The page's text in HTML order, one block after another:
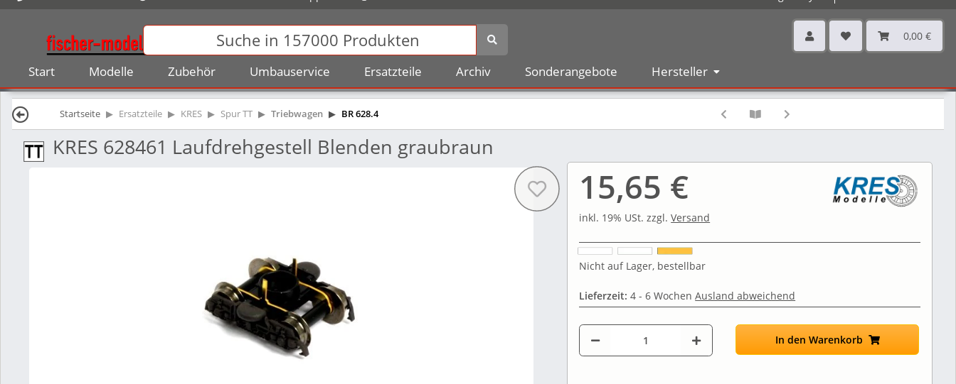
0,00 €
Start Modelle Zubehör Umbauservice Ersatzteile Archiv Sonderangebote Hersteller
Startseite Ersatzteile KRES Spur TT Triebwagen BR 628.4
KRES 628461 Laufdrehgestell Blenden graubraun
15,65 €
inkl. 19% USt. zzgl.Versand
Nicht auf Lager, bestellbar
Lieferzeit:4 - 6 WochenAusland abweichend
In den Warenkorb